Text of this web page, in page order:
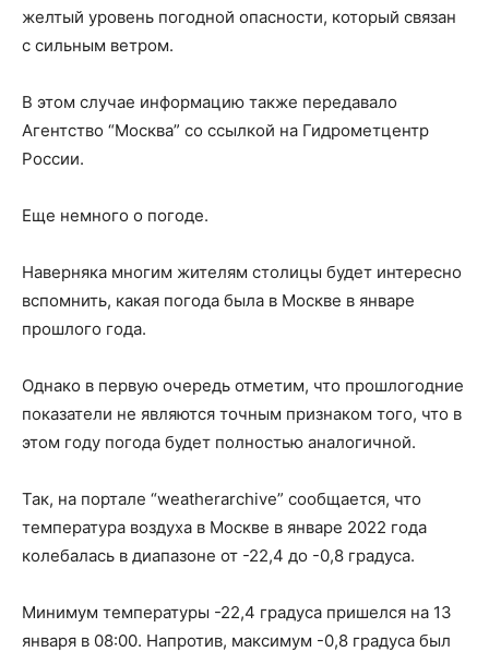
желтый уровень погодной опасности, который связан
с сильным ветром.
В этом случае информацию также передавало
Агентство “Москва” со ссылкой на Гидрометцентр
России.
Еще немного о погоде.
Наверняка многим жителям столицы будет интересно
вспомнить, какая погода была в Москве в январе
прошлого года.
Однако в первую очередь отметим, что прошлогодние
показатели не являются точным признаком того, что в
этом году погода будет полностью аналогичной.
Так, на портале “weatherarchive” сообщается, что
температура воздуха в Москве в январе 2022 года
колебалась в диапазоне от -22,4 до -0,8 градуса.
Минимум температуры -22,4 градуса пришелся на 13
января в 08:00. Напротив, максимум -0,8 градуса был